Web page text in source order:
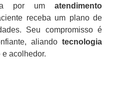
por um atendimento
receba um plano de
Seu compromisso é
aliando tecnologia
acolhedor.